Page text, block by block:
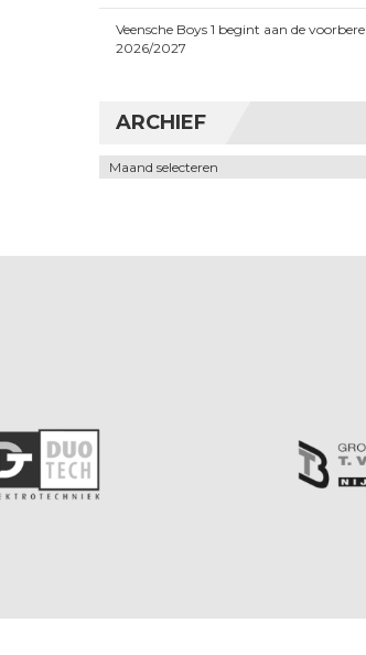
Veensche Boys 1 begint aan de
2026/2027
ARCHIEF
Archief